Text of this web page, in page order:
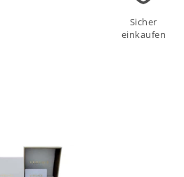
Sicher
einkaufen